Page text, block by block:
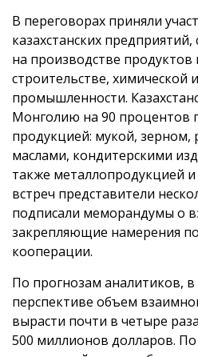
В переговорах приняли
казахстанских
на производстве продуктов
строительстве, химической
промышленности.
Монголию на 90 процентов
продукцией: мукой, зерном,
маслами, кондитерскими
также металлопродукцией
встреч представители
подписали меморандумы о
закрепляющие намерения
кооперации.
По прогнозам аналитиков, в
перспективе объем
вырасти почти в четыре
500 миллионов долларов. По